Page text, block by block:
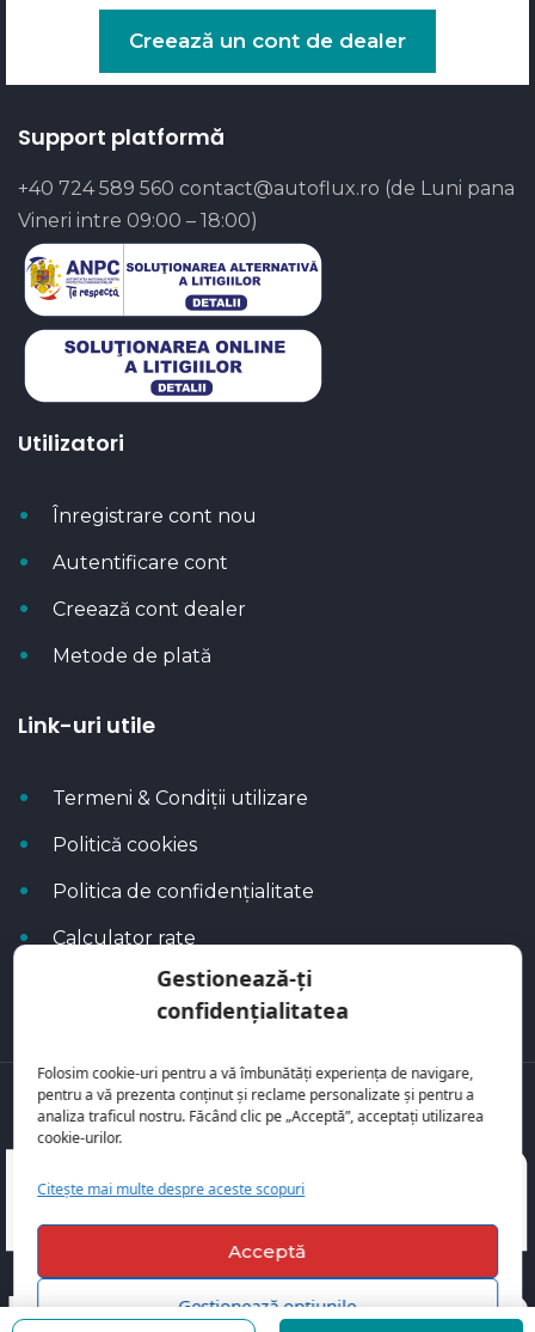
Gestionează-ți
confidențialitatea
Folosim cookie-uri pentru a vă îmbunătăți experiența de navigare,
pentru a vă prezenta conținut și reclame personalizate și pentru a
analiza traficul nostru. Făcând clic pe „Acceptă”, acceptați utilizarea
cookie-urilor.
Citește mai multe despre aceste scopuri
Acceptă
Gestionează opțiunile
Creează un cont de dealer
Support platformă
+40 724 589 560 contact@autoflux.ro (de Luni pana
Vineri intre 09:00 – 18:00)
Utilizatori
Înregistrare cont nou
Autentificare cont
Creează cont dealer
Metode de plată
Link-uri utile
Termeni & Condiții utilizare
Politică cookies
Politica de confidențialitate
Calculator rate
Blog Autoflux
Toate mașinile se regăsesc peAutoFlux